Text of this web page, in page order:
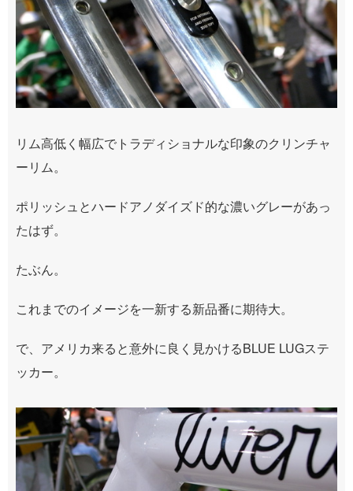
リム高低く幅広でトラディショナルな印象のクリンチャ
ーリム。
ポリッシュとハードアノダイズド的な濃いグレーがあっ
たはず。
たぶん。
これまでのイメージを一新する新品番に期待大。
で、アメリカ来ると意外に良く見かけるBLUE LUGステ
ッカー。